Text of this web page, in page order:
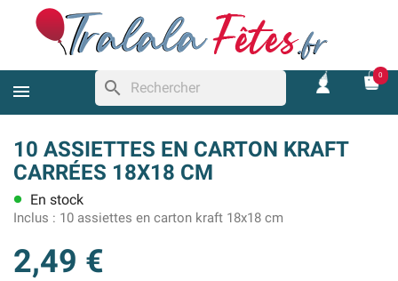
search
0
10 ASSIETTES EN CARTON KRAFT
CARRÉES 18X18 CM
lens En stock
Inclus : 10 assiettes en carton kraft 18x18 cm
2,49 €